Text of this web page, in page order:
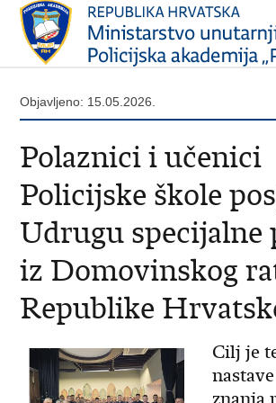
Objavljeno: 15.05.2026.
Polaznici i učenici
Policijske škole
Udrugu specijalne
iz Domovinskog
Republike
Cilj je